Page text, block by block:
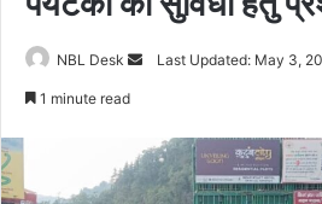
NBL Desk
SendLast Updated: May 3,
1 minute read